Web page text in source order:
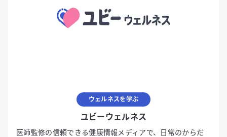
ウェルネスを学ぶ
ユビーウェルネス
医師監修の信頼できる健康情報メディアで、日常のからだ